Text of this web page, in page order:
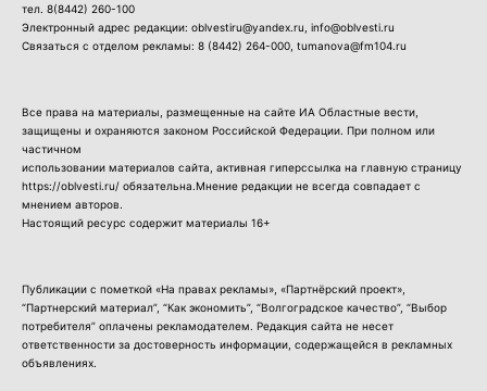
тел. 8(8442) 260-100
Электронный адрес редакции: oblvestiru@yandex.ru, info@oblvesti.ru
Связаться с отделом рекламы: 8 (8442) 264-000 , tumanova@fm104.ru
Все права на материалы, размещенные на сайте ИА Областные вести,
защищены и охраняются законом Российской Федерации. При полном или
частичном
использовании материалов сайта, активная гиперссылка на главную страницу
https://oblvesti.ru/ обязательна.Мнение редакции не всегда совпадает с
мнением авторов.
Настоящий ресурс содержит материалы 16+
Публикации с пометкой «На правах рекламы», «Партнёрский проект»,
“Партнерский материал”, “Как экономить”, “Волгоградское качество”, “Выбор
потребителя” оплачены рекламодателем. Редакция сайта не несет
ответственности за достоверность информации, содержащейся в рекламных
объявлениях.